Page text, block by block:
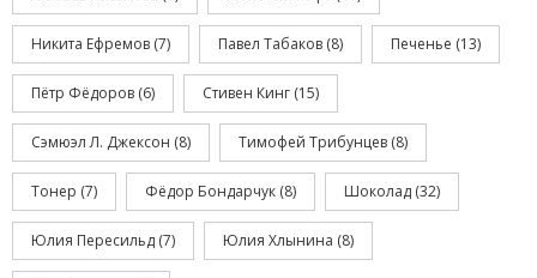
Никита Ефремов (7) Павел Табаков (8) Печенье (13)
Пётр Фёдоров (6) Стивен Кинг (15)
Сэмюэл Л. Джексон (8) Тимофей Трибунцев (8)
Тонер (7) Фёдор Бондарчук (8) Шоколад (32)
Юлия Пересильд (7) Юлия Хлынина (8)